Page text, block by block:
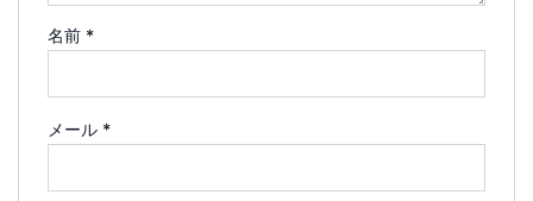
名前 *
メール *